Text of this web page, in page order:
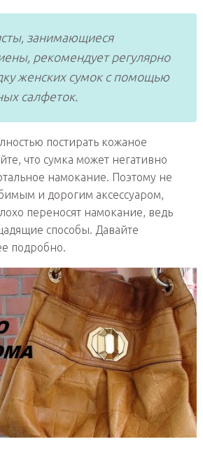
занимающиеся
рекомендует регулярно
женских сумок с помощью
салфеток.
постирать кожаное
что сумка может негативно
намокание. Поэтому не
и дорогим аксессуаром,
переносят намокание, ведь
способы. Давайте
подробно.